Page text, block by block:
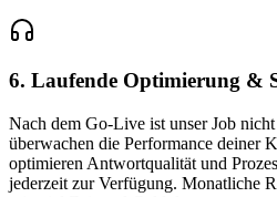
6. Laufende Optimierung &
Nach dem Go-Live ist unser Job
überwachen die Performance deiner
optimieren Antwortqualität und
jederzeit zur Verfügung. Monatliche